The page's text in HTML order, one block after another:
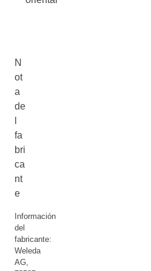
N
ot
a
de
fa
bri
ca
nt
e
Información
del
fabricante:
Weleda
AG,